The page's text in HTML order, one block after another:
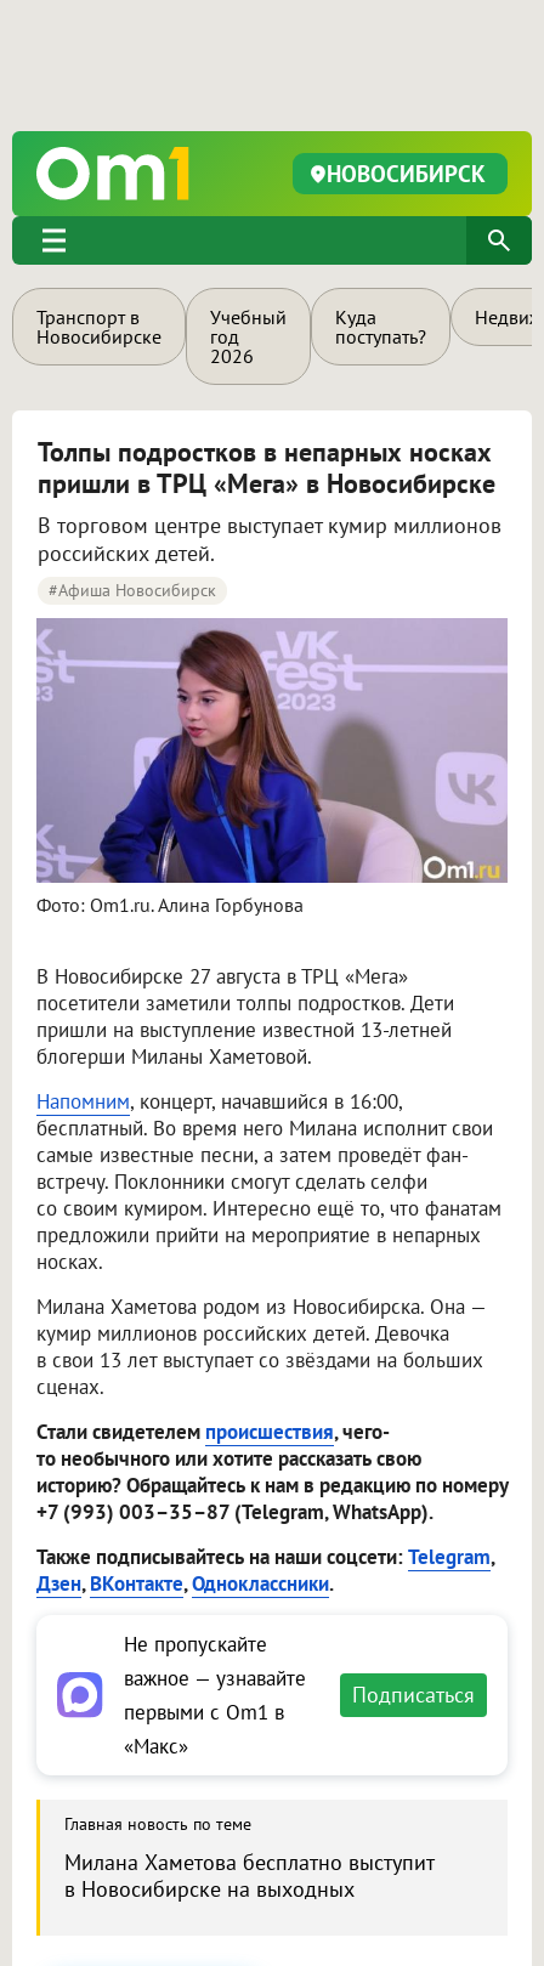
НОВОСИБИРСК
Транспорт в
Новосибирске
Учебный
год
2026
Куда
поступать?
Толпы подростков в непарных носках
пришли в ТРЦ «Мега» в Новосибирске
В торговом центре выступает кумир миллионов
российских детей.
#Афиша Новосибирск
Фото: Om1.ru. Алина Горбунова
В Новосибирске 27 августа в ТРЦ «Мега»
посетители заметили толпы подростков. Дети
пришли на выступление известной 13-летней
блогерши Миланы Хаметовой.
Напомним, концерт, начавшийся в 16:00,
бесплатный. Во время него Милана исполнит свои
самые известные песни, а затем проведёт фан-
встречу. Поклонники смогут сделать селфи
со своим кумиром. Интересно ещё то, что фанатам
предложили прийти на мероприятие в непарных
носках.
Милана Хаметова родом из Новосибирска. Она —
кумир миллионов российских детей. Девочка
в свои 13 лет выступает со звёздами на больших
сценах.
Стали свидетелем происшествия, чего-
то необычного или хотите рассказать свою
историю? Обращайтесь к нам в редакцию по номеру
+7 (993) 003–35–87 (Telegram, WhatsApp).
Также подписывайтесь на наши соцсети:Telegram,
Дзен,ВКонтакте,Одноклассники.
Не пропускайте
важное — узнавайте
первыми с Om1 в
«Макс»
Подписаться
Главная новость по теме
Милана Хаметова бесплатно выступит
в Новосибирске на выходных